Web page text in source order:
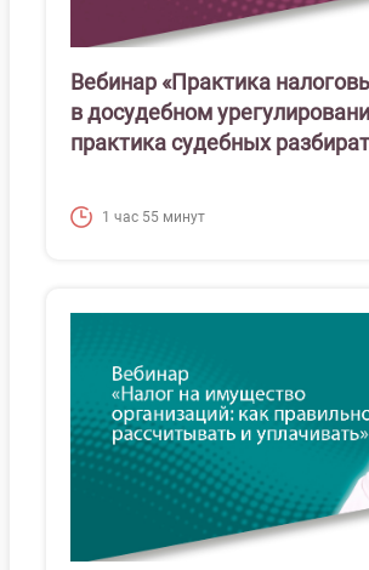
Вебинар «Практика
в досудебном
практика судебных
1 час 55 минут